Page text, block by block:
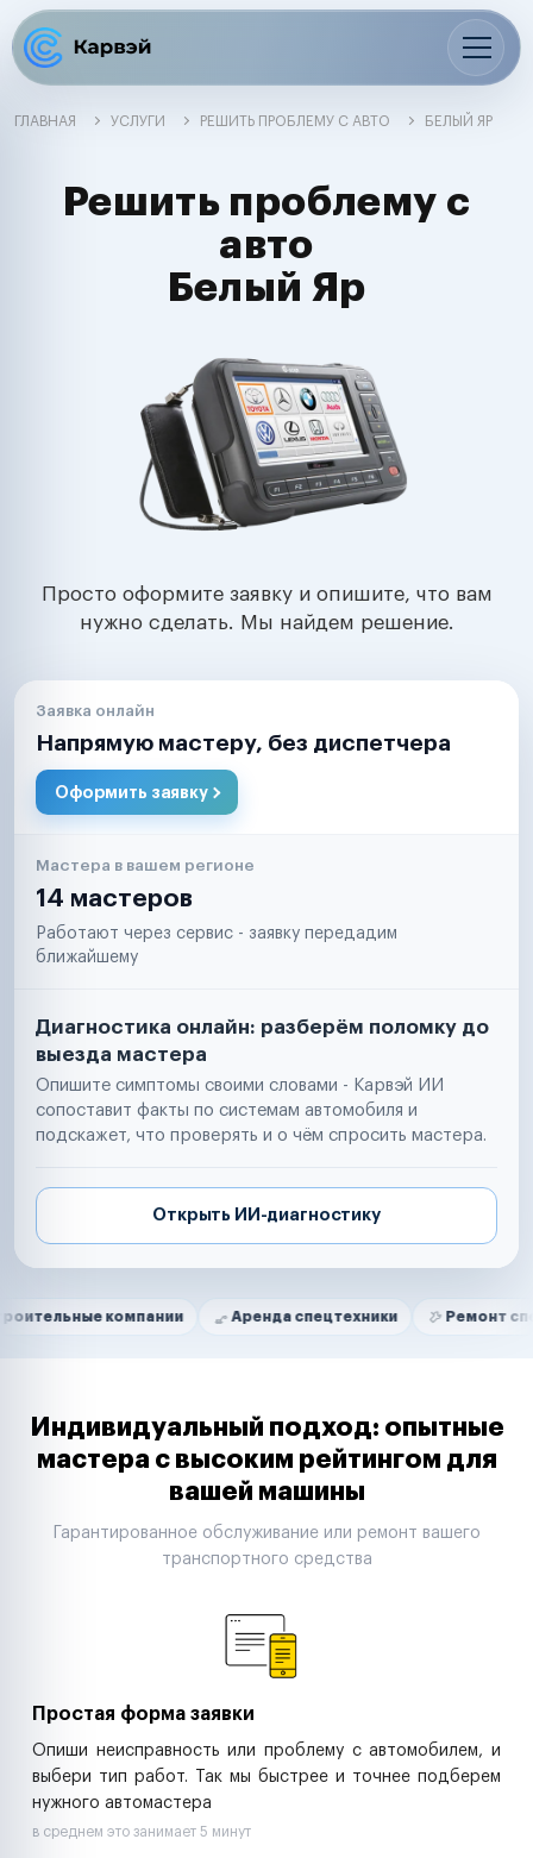
ГЛАВНАЯ УСЛУГИ РЕШИТЬ ПРОБЛЕМУ С АВТО БЕЛЫЙ ЯР
Решить проблему с
авто
Белый Яр
Просто оформите заявку и опишите, что вам
нужно сделать. Мы найдем решение.
Заявка онлайн
Напрямую мастеру, без диспетчера
Оформить заявку
Мастера в вашем регионе
14 мастеров
Работают через сервис - заявку передадим
ближайшему
Диагностика онлайн: разберём поломку до
выезда мастера
Опишите симптомы своими словами - Карвэй ИИ
сопоставит факты по системам автомобиля и
подскажет, что проверять и о чём спросить мастера.
Открыть ИИ-диагностику
Нам доверяют
компании Аренда спецтехники Ремонт спецтехники
Маркетплейсы
Таксопарки
Автодилеры
Строительные компании
Аренда спецтехники
Индивидуальный подход: опытные
мастера с высоким рейтингом для
вашей машины
Гарантированное обслуживание или ремонт вашего
транспортного средства
Простая форма заявки
Опиши неисправность или проблему с автомобилем, и
выбери тип работ. Так мы быстрее и точнее подберем
нужного автомастера
в среднем это занимает 5 минут